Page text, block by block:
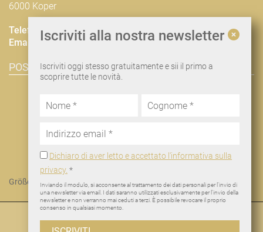
6000 Koper
Telefono
+38668648112
Email
nina@man-ire.com
POSIZIONE & PIANIFICAZIONE DEL PERCORSO
Größere Karte anzeigen
© 2026 M&N-IRE, d.o.o.
Iscriviti alla nostra newsletter
Iscriviti oggi stesso gratuitamente e sii il primo a
scoprire tutte le novità.
Dichiaro di aver letto e accettato l'informativa sulla
privacy. *
Inviando il modulo, si acconsente al trattamento dei dati personali per l'invio di
una newsletter via email. I dati saranno utilizzati esclusivamente per l'invio della
newsletter e non verranno mai ceduti a terzi. È possibile revocare il proprio
consenso in qualsiasi momento.